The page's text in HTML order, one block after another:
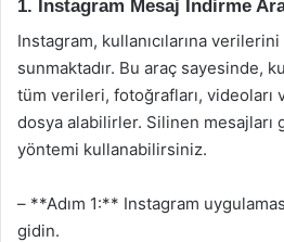
1. Instagram Mesaj İndirme
Instagram, kullanıcılarına
sunmaktadır. Bu araç sayesinde,
tüm verileri, fotoğrafları, videoları
dosya alabilirler. Silinen mesajları
yöntemi kullanabilirsiniz.
– **Adım 1:** Instagram
gidin.